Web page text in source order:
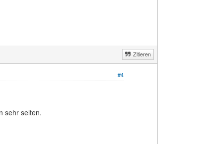
Zitieren
#4
sehr selten.